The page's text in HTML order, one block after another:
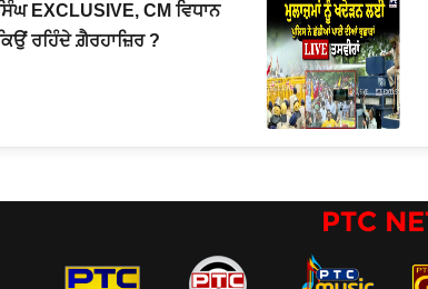
EXCLUSIVE, CM ਵਿਧਾਨ
ਰਹਿੰਦੇ ਗ਼ੈਰਹਾਜ਼ਿਰ ?
PTC